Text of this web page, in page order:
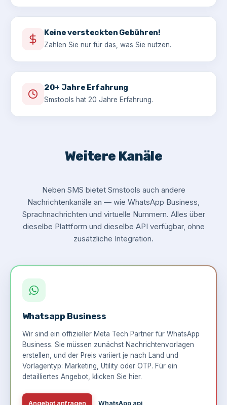
Keine versteckten Gebühren!
Zahlen Sie nur für das, was Sie nutzen.
20+ Jahre Erfahrung
Smstools hat 20 Jahre Erfahrung.
Weitere Kanäle
Neben SMS bietet Smstools auch andere
Nachrichtenkanäle an — wie WhatsApp Business,
Sprachnachrichten und virtuelle Nummern. Alles über
dieselbe Plattform und dieselbe API verfügbar, ohne
zusätzliche Integration.
Whatsapp Business
Wir sind ein offizieller Meta Tech Partner für WhatsApp
Business. Sie müssen zunächst Nachrichtenvorlagen
erstellen, und der Preis variiert je nach Land und
Vorlagentyp: Marketing, Utility oder OTP. Für ein
detailliertes Angebot, klicken Sie hier.
Angebot anfragen WhatsApp api